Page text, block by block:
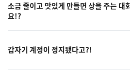
소금 줄이고 맛있게 만들면 상을 주는 대
요!?
갑자기 계정이 정지됐다고?!